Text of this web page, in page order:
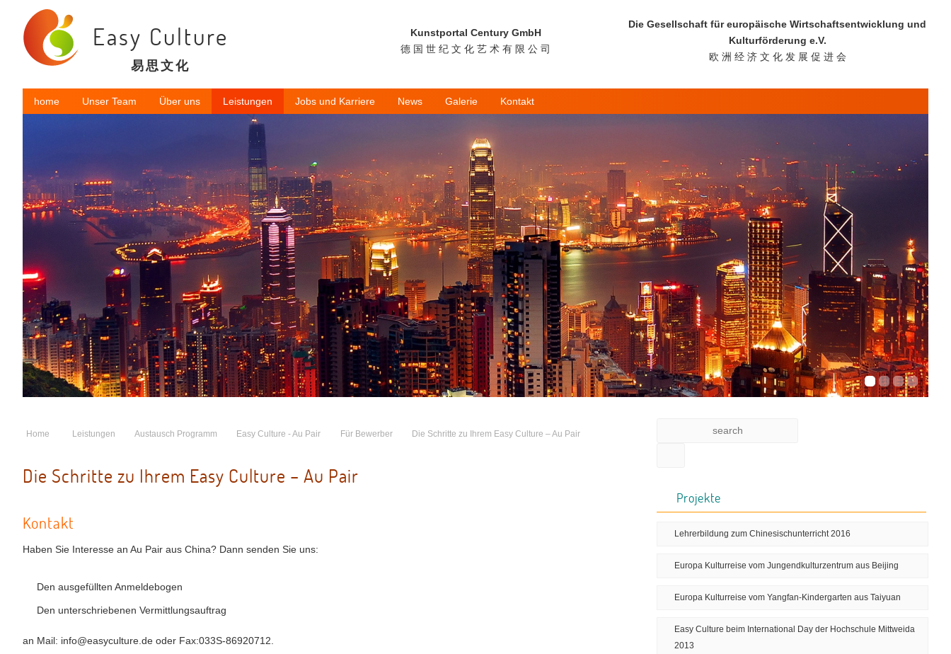
Easy Culture
易思文化
Kunstportal Century GmbH
德 国 世 纪 文 化 艺 术 有 限 公 司
Die Gesellschaft für europäische Wirtschaftsentwicklung und
Kulturförderung e.V.
欧 洲 经 济 文 化 发 展 促 进 会
home Unser Team Über uns Leistungen Jobs und Karriere News Galerie Kontakt
Home Leistungen Austausch Programm Easy Culture - Au Pair Für Bewerber Die Schritte zu Ihrem Easy Culture – Au Pair
Die Schritte zu Ihrem Easy Culture – Au Pair
Kontakt
Haben Sie Interesse an Au Pair aus China? Dann senden Sie uns:
Den ausgefüllten Anmeldebogen
Den unterschriebenen Vermittlungsauftrag
an Mail: info@easyculture.de oder Fax:033S-86920712.
Projekte
Lehrerbildung zum Chinesischunterricht 2016
Europa Kulturreise vom Jungendkulturzentrum aus Beijing
Europa Kulturreise vom Yangfan-Kindergarten aus Taiyuan
Easy Culture beim International Day der Hochschule Mittweida
2013